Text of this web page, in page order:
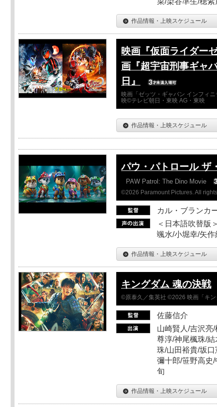
作品情報・上映スケジュール
映画『仮面ライダー
画『超宇宙刑事ギャ
日』
映画「ゼッツ・ギャバン インフィ
映©テレビ朝日・東映 AG・東映
作品情報・上映スケジュール
パウ・パトロール ザ
PAW Patrol: The Dino Movie
©2026 Paramount Pictures. All
カル・ブランカ
＜日本語吹替版
颯水/小堀幸/矢作
作品情報・上映スケジュール
キングダム 魂の決戦
©原泰久／集英社 ©2026 映画「キ
佐藤信介
山崎賢人/吉沢亮
尊淳/神尾楓珠/
珠/山田裕貴/坂
彌十郎/笹野高史
旬
作品情報・上映スケジュール